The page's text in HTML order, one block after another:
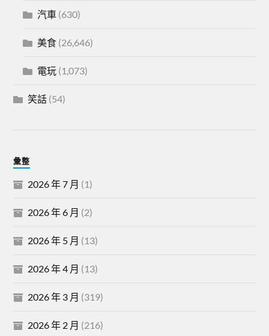
汽車 (630)
美食 (26,646)
電玩 (1,073)
笑話 (54)
彙整
2026 年 7 月 (1)
2026 年 6 月 (2)
2026 年 5 月 (13)
2026 年 4 月 (13)
2026 年 3 月 (319)
2026 年 2 月 (216)